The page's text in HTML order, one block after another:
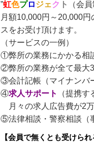
”虹色プロジェク ト
（会
月額10,000円～20,000
スをお受け頂けます。
（サービスの一例）
①弊所の業務にかかる相
②弊所の業務が全て最大
③会計記帳（マイナンバ
④求人サポート
（提携
月々の求人広告費が2
⑤法律相談・警察相談（
【会員で無くとも受けられ